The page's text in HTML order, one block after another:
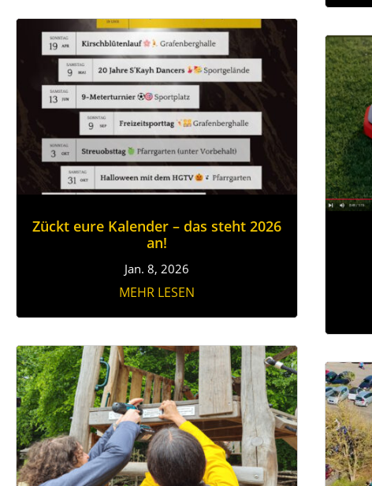
Zückt eure Kalender – das steht 2026
an!
Jan. 8, 2026
MEHR LESEN